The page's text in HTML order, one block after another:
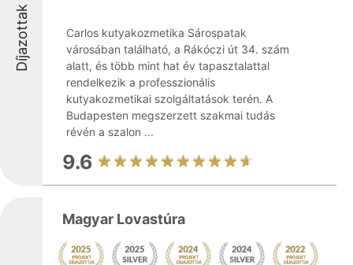
Díjazottak
Carlos kutyakozmetika Sárospatak
városában található, a Rákóczi út 34. szám
alatt, és több mint hat év tapasztalattal
rendelkezik a professzionális
kutyakozmetikai szolgáltatások terén. A
Budapesten megszerzett szakmai tudás
révén a szalon ...
9.6
Magyar Lovastúra